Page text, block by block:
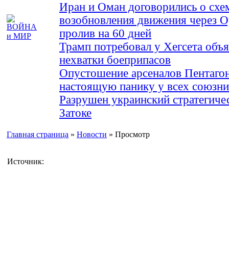
Иран и Оман договорились о
возобновления движения через
пролив на 60 дней
Трамп потребовал у Хегсета
нехватки боеприпасов
Опустошение арсеналов
настоящую панику у всех
Разрушен украинский
Затоке
Главная страница » Новости » Просмотр
Источник: